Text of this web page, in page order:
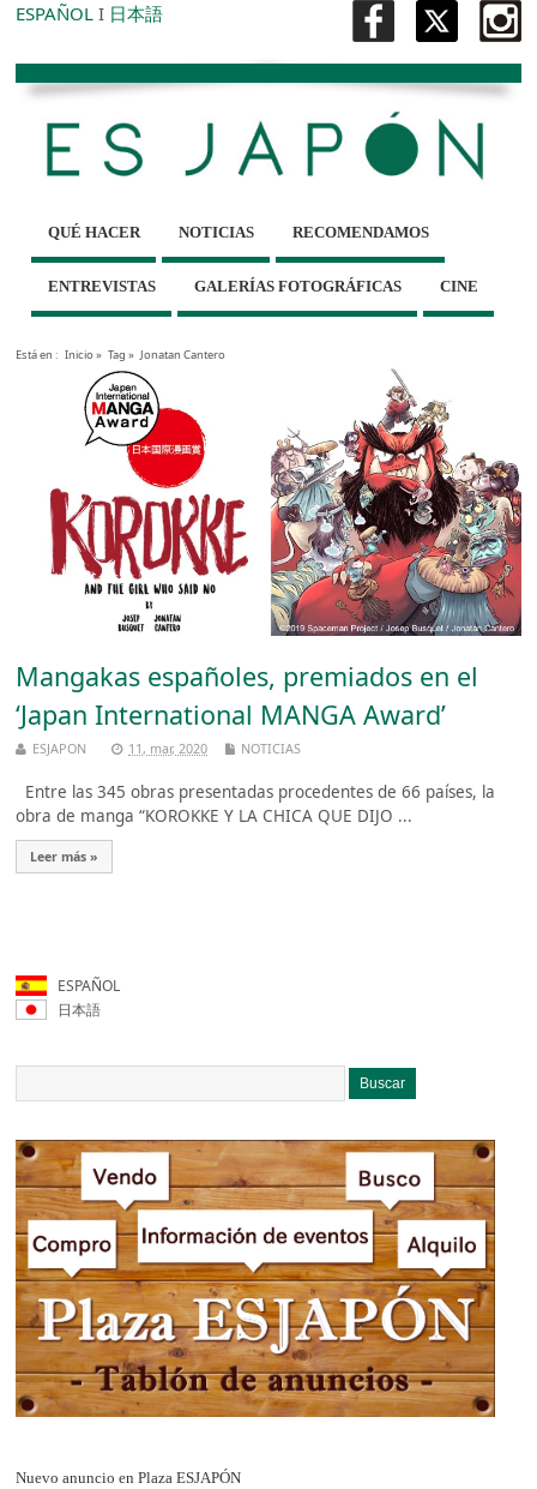
ESPAÑOL I 日本語
QUÉ HACER NOTICIAS RECOMENDAMOS
ENTREVISTAS GALERÍAS FOTOGRÁFICAS CINE
Está en : Inicio» Tag » Jonatan Cantero
Mangakas españoles, premiados en el
‘Japan International MANGA Award’
ESJAPON 11, mar, 2020 NOTICIAS
Entre las 345 obras presentadas procedentes de 66 países, la
obra de manga “KOROKKE Y LA CHICA QUE DIJO ...
Leer más »
ESPAÑOL
日本語
Nuevo anuncio en Plaza ESJAPÓN